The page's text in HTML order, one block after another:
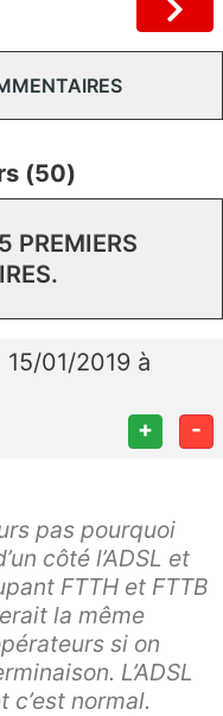
(50)
PREMIERS
15/01/2019 à
+ -
pas pourquoi
côté l’ADSL et
FTTH et FTTB
la même
si on
L’ADSL
normal.